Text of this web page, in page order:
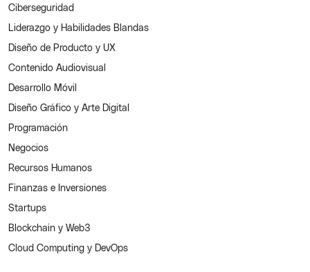
Ciberseguridad
Liderazgo y Habilidades Blandas
Diseño de Producto y UX
Contenido Audiovisual
Desarrollo Móvil
Diseño Gráfico y Arte Digital
Programación
Negocios
Recursos Humanos
Finanzas e Inversiones
Startups
Blockchain y Web3
Cloud Computing y DevOps